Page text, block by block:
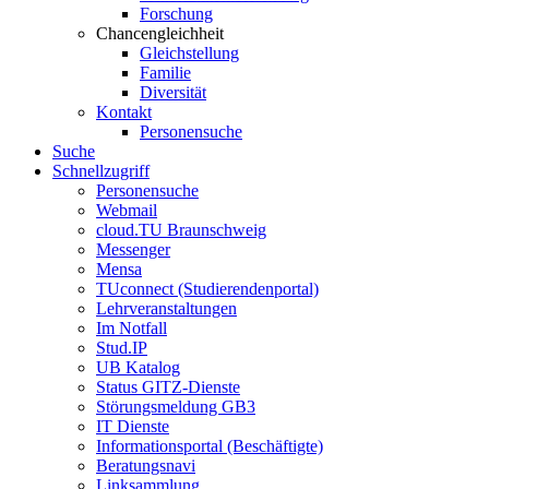
Forschung
Chancengleichheit
Gleichstellung
Familie
Diversität
Kontakt
Personensuche
Suche
Schnellzugriff
Personensuche
Webmail
cloud.TU Braunschweig
Messenger
Mensa
TUconnect (Studierendenportal)
Lehrveranstaltungen
Im Notfall
Stud.IP
UB Katalog
Status GITZ-Dienste
Störungsmeldung GB3
IT Dienste
Informationsportal (Beschäftigte)
Beratungsnavi
Linksammlung